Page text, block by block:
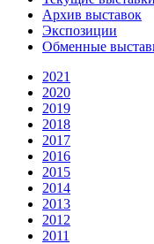
Архив выставок
Экспозиции
Обменные
2021
2020
2019
2018
2017
2016
2015
2014
2013
2012
2011